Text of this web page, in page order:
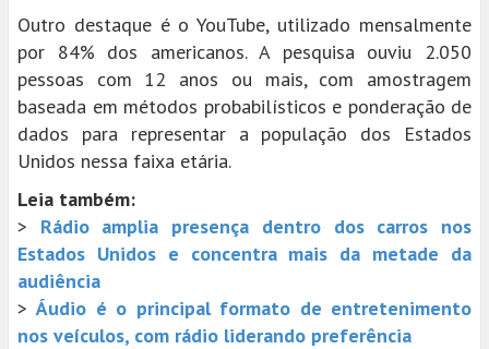
Outro destaque é o YouTube, utilizado mensalmente
por 84% dos americanos. A pesquisa ouviu 2.050
pessoas com 12 anos ou mais, com amostragem
baseada em métodos probabilísticos e ponderação de
dados para representar a população dos Estados
Unidos nessa faixa etária.
Leia também:
> Rádio amplia presença dentro dos carros nos
Estados Unidos e concentra mais da metade da
audiência
>Áudio é o principal formato de entretenimento
nos veículos, com rádio liderando preferência